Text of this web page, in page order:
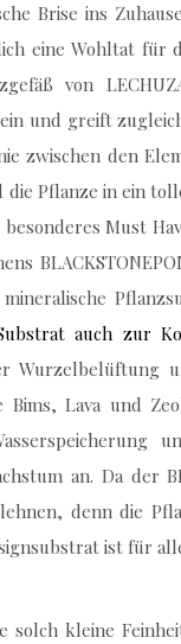
Brise ins
eine Wohltat für
von
und greift
zwischen den
Pflanze in ein
Must
auch zur
Wurzelbelüftung
Lava und
an. Da der
denn die
ist für
solch kleine